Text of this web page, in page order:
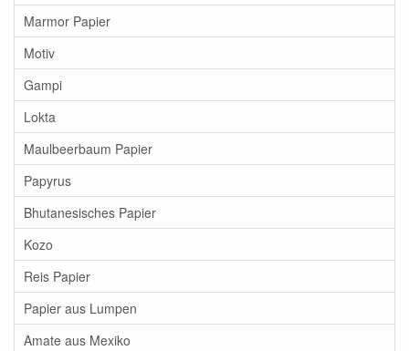
Marmor Papier
Motiv
Gampi
Lokta
Maulbeerbaum Papier
Papyrus
Bhutanesisches Papier
Kozo
Reis Papier
Papier aus Lumpen
Amate aus Mexiko